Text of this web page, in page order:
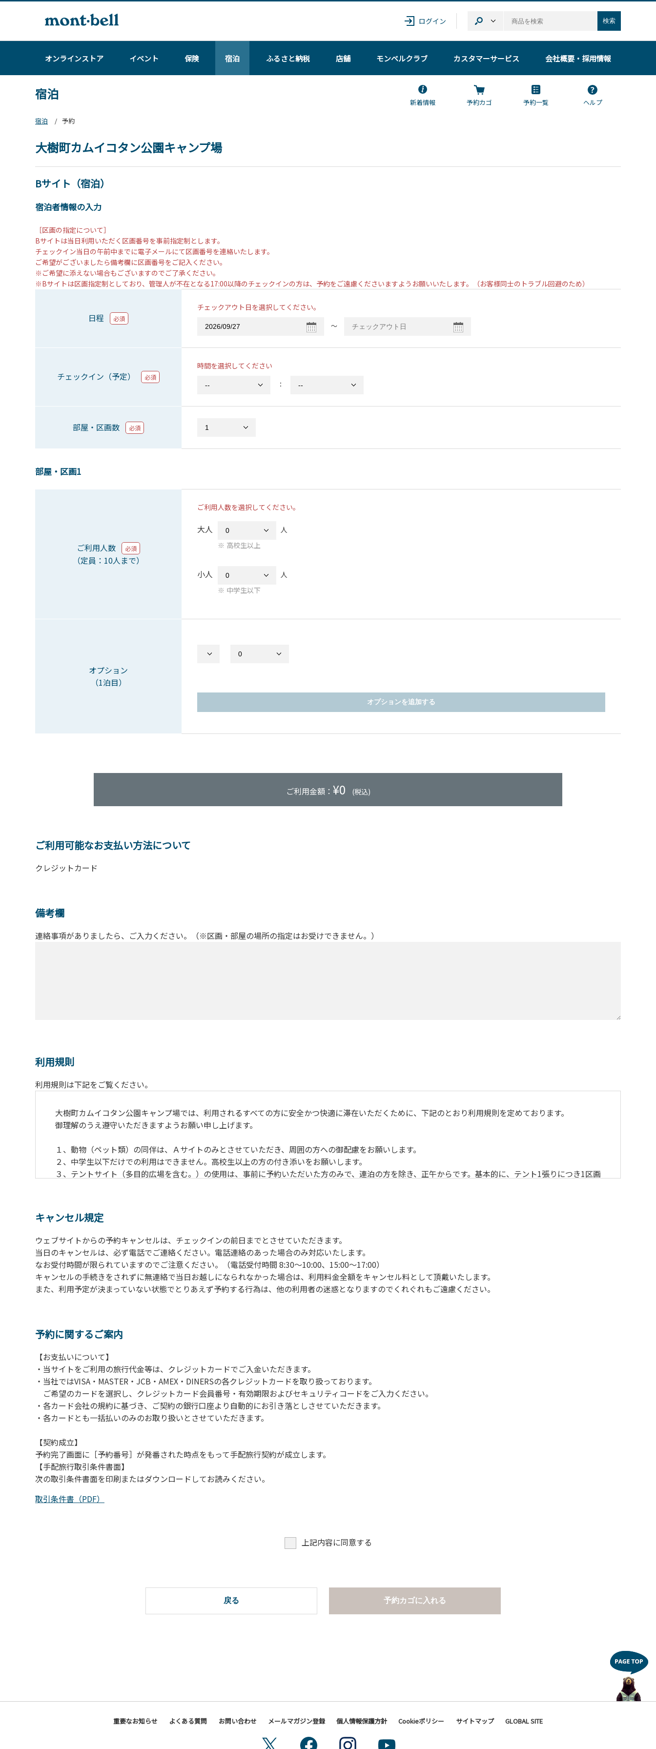
ログイン 検索
オンラインストア イベント 保険 宿泊 ふるさと納税 店舗 モンベルクラブ カスタマーサービス 会社概要・採用情報
宿泊
新着情報 予約カゴ 予約一覧
ヘルプ
宿泊
予約
大樹町カムイコタン公園キャンプ場
Bサイト（宿泊）
宿泊者情報の入力
［区画の指定について］
Bサイトは当日利用いただく区画番号を事前指定制とします。
チェックイン当日の午前中までに電子メールにて区画番号を連絡いたします。
ご希望がございましたら備考欄に区画番号をご記入ください。
※ご希望に添えない場合もございますのでご了承ください。
※Bサイトは区画指定制としており、管理人が不在となる17:00以降のチェックインの方は、予約をご遠慮くださいますようお願いいたします。（お客様同士のトラブル回避のため）
日程 必須
チェックアウト日を選択してください。
〜
チェックイン（予定） 必須
時間を選択してください
：
部屋・区画数 必須
部屋・区画1
ご利用人数 必須
（定員：10人まで）
ご利用人数を選択してください。
大人
人
高校生以上
小人
人
中学生以下
オプション
（1泊目）
オプションを追加する
ご利用金額： ¥0 (税込)
ご利用可能なお支払い方法について
クレジットカード
備考欄
連絡事項がありましたら、ご入力ください。（※区画・部屋の場所の指定はお受けできません。）
利用規則
利用規則は下記をご覧ください。
大樹町カムイコタン公園キャンプ場では、利用されるすべての方に安全かつ快適に滞在いただくために、下記のとおり利用規則を定めております。
御理解のうえ遵守いただきますようお願い申し上げます。
１、動物（ペット類）の同伴は、Ａサイトのみとさせていただき、周囲の方への御配慮をお願いします。
２、中学生以下だけでの利用はできません。高校生以上の方の付き添いをお願いします。
３、テントサイト（多目的広場を含む。）の使用は、事前に予約いただいた方のみで、連泊の方を除き、正午からです。基本的に、テント1張りにつき1区画
４、車両は、荷物の積み下ろし時以外は、駐車場にとめてください。
５、チェックアウトは、午前10時まで（日帰り使用の場合は午後5時まで）です。チェックインの手続きを行っていない方や使用人数が増えた場合は、必ず
手続きを行ってください。
６、ゴミは分別されたもののみ回収します。午前8時30分から午前10時までの間にゴミステーションに出してください。日帰り使用の方及び午前７時30分前
にチェックアウトする方は、お持ち帰りをお願いします。
【禁止事項】
カラオケ、発電機、地面での直火による焚き火、キャンプファイヤー、打ち上げ式花火、テントサウナの設置
当キャンプ場のそばを流れる歴舟川は、上流で雨が降ると短時間で増水し、川原で遊んでいると大変危険な状態になりやすく、過去にも増水により人が流
（１）川原にテントやタープを張らない。
（２）雨が降ったときは川原で遊ばない。
（３）カムイコタン公園キャンプ場で雨が降らなくても、上流で雨が降り急に増水することがあるので、水の濁りに注意し、濁り始めたときには直ちに川原
での遊びを中止する。
（４）キャンプ場の管理者や地元住民から川についての注意や警告があった場合は素直に耳を傾け、指示に従う。
キャンセル規定
ウェブサイトからの予約キャンセルは、チェックインの前日までとさせていただきます。
当日のキャンセルは、必ず電話でご連絡ください。電話連絡のあった場合のみ対応いたします。
なお受付時間が限られていますのでご注意ください。（電話受付時間 8:30～10:00、15:00～17:00）
キャンセルの手続きをされずに無連絡で当日お越しになられなかった場合は、利用料金全額をキャンセル料として頂戴いたします。
また、利用予定が決まっていない状態でとりあえず予約する行為は、他の利用者の迷惑となりますのでくれぐれもご遠慮ください。
予約に関するご案内
【お支払いについて】
・当サイトをご利用の旅行代金等は、クレジットカードでご入金いただきます。
・当社ではVISA・MASTER・JCB・AMEX・DINERSの各クレジットカードを取り扱っております。
ご希望のカードを選択し、クレジットカード会員番号・有効期限およびセキュリティコードをご入力ください。
・各カード会社の規約に基づき、ご契約の銀行口座より自動的にお引き落としさせていただきます。
・各カードとも一括払いのみのお取り扱いとさせていただきます。
【契約成立】
予約完了画面に［予約番号］が発番された時点をもって手配旅行契約が成立します。
【手配旅行取引条件書面】
次の取引条件書面を印刷またはダウンロードしてお読みください。
取引条件書（PDF）
上記内容に同意する
戻る 予約カゴに入れる
重要なお知らせ よくある質問 お問い合わせ メールマガジン登録 個人情報保護方針 Cookieポリシー サイトマップ GLOBAL SITE